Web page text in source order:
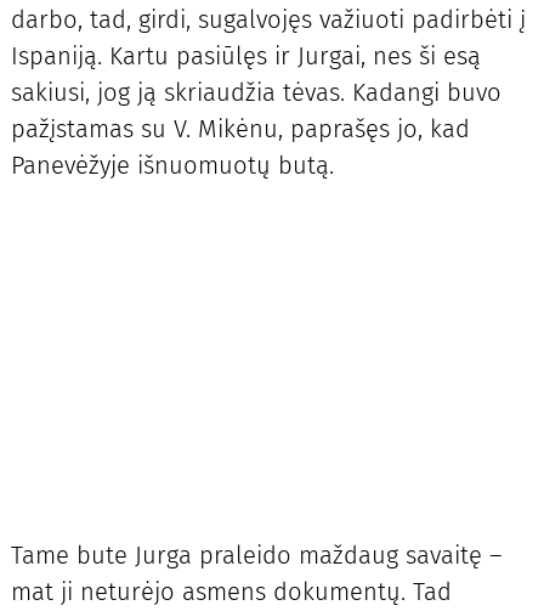
darbo, tad, girdi, sugalvojęs važiuoti padirbėti į
Ispaniją. Kartu pasiūlęs ir Jurgai, nes ši esą
sakiusi, jog ją skriaudžia tėvas. Kadangi buvo
pažįstamas su V. Mikėnu, paprašęs jo, kad
Panevėžyje išnuomuotų butą.
Tame bute Jurga praleido maždaug savaitę –
mat ji neturėjo asmens dokumentų. Tad